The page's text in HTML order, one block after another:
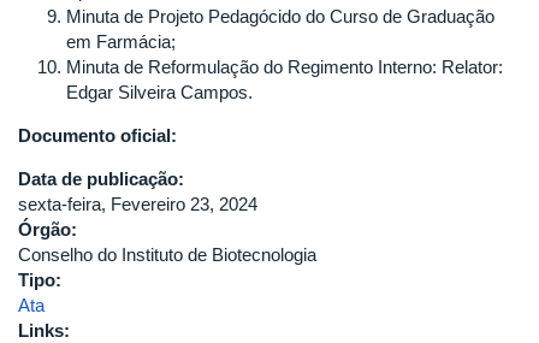
Minuta de Projeto Pedagócido do Curso de Graduação
em Farmácia;
Minuta de Reformulação do Regimento Interno: Relator:
Edgar Silveira Campos.
Documento oficial:
Data de publicação:
sexta-feira, Fevereiro 23, 2024
Órgão:
Conselho do Instituto de Biotecnologia
Tipo:
Ata
Links: